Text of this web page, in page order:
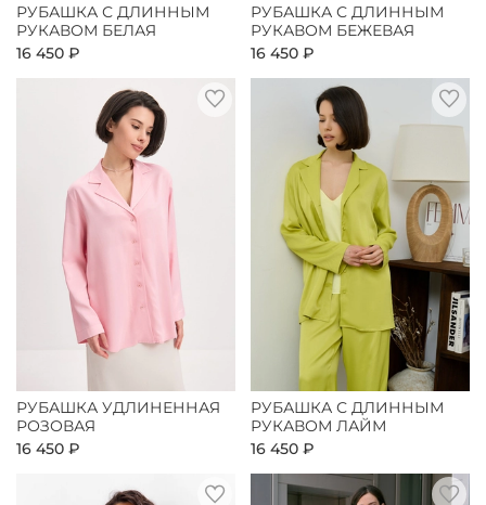
РУБАШКА С ДЛИННЫМ
РУКАВОМ БЕЛАЯ
16 450 ₽
РУБАШКА С ДЛИННЫМ
РУКАВОМ БЕЖЕВАЯ
16 450 ₽
РУБАШКА УДЛИНЕННАЯ
РОЗОВАЯ
16 450 ₽
РУБАШКА С ДЛИННЫМ
РУКАВОМ ЛАЙМ
16 450 ₽